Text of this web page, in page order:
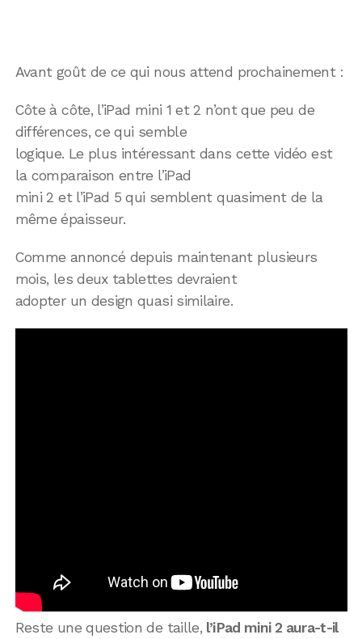
Avant goût de ce qui nous attend prochainement :
Côte à côte, l’iPad mini 1 et 2 n’ont que peu de
différences, ce qui semble
logique. Le plus intéressant dans cette vidéo est
la comparaison entre l’iPad
mini 2 et l’iPad 5 qui semblent quasiment de la
même épaisseur.
Comme annoncé depuis maintenant plusieurs
mois, les deux tablettes devraient
adopter un design quasi similaire.
Reste une question de taille, l’iPad mini 2 aura-t-il